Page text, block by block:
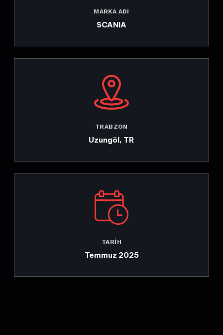
MARKA ADI
SCANIA
TRABZON
Uzungöl, TR
TARIH
Temmuz 2025